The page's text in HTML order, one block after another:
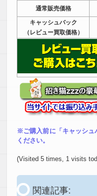
通常販売価格
キャッシュバック
（レビュー買取価格）
※ご購入前に「キャッシュ
ください。
(Visited 5 times, 1 visits
関連記事: